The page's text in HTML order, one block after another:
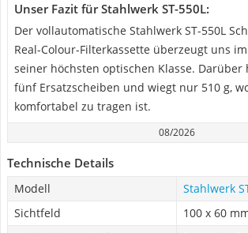
Unser Fazit für Stahlwerk ST-550L:
Der vollautomatische Stahlwerk ST-550L
Real-Colour-Filterkassette überzeugt uns
seiner höchsten optischen Klasse.
fünf Ersatzscheiben und wiegt nur 510 g,
komfortabel zu tragen ist.
08/2026
Technische Details
Modell
Stahlwerk
Sichtfeld
100 x 60